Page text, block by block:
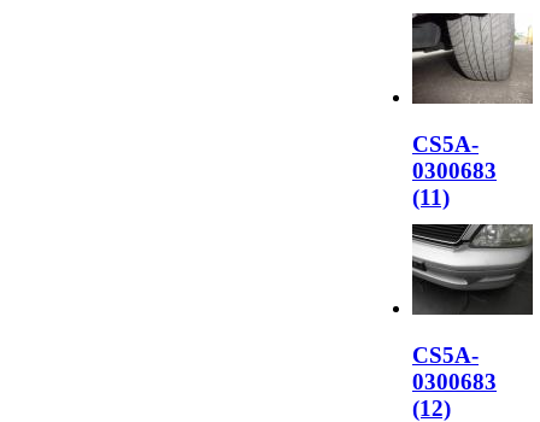
CS5A-
0300683
(11)
CS5A-
0300683
(12)